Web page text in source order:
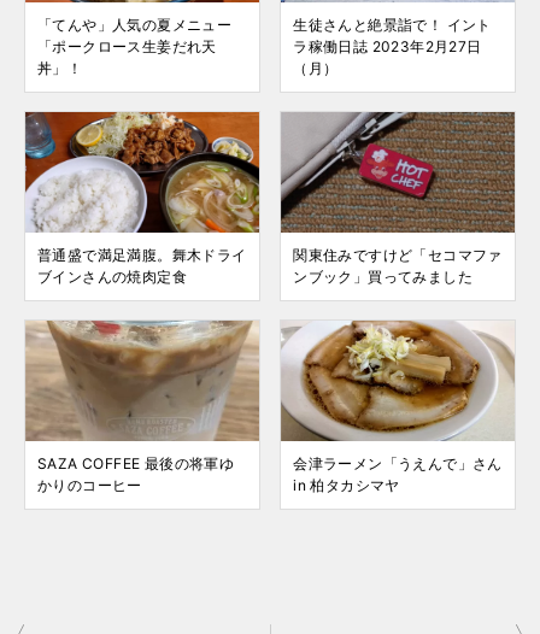
「てんや」人気の夏メニュー
「ポークロース生姜だれ天
丼」！
生徒さんと絶景詣で！ イント
ラ稼働日誌 2023年2月27日
（月）
普通盛で満足満腹。舞木ドライ
ブインさんの焼肉定食
関東住みですけど「セコマファ
ンブック」買ってみました
SAZA COFFEE 最後の将軍ゆ
かりのコーヒー
会津ラーメン「うえんで」さん
in 柏タカシマヤ